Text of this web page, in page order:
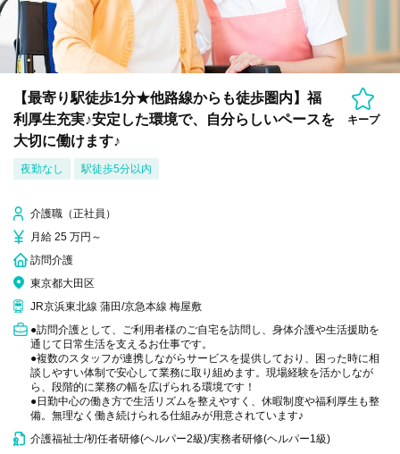
【最寄り駅徒歩1分★他路線からも徒歩圏内】福
利厚生充実♪安定した環境で、自分らしいペースを
大切に働けます♪
キープ
夜勤なし 駅徒歩5分以内
介護職（正社員）
月給 25 万円～
訪問介護
東京都大田区
JR京浜東北線 蒲田/京急本線 梅屋敷
●訪問介護として、ご利用者様のご自宅を訪問し、身体介護や生活援助を
通じて日常生活を支えるお仕事です。
●複数のスタッフが連携しながらサービスを提供しており、困った時に相
談しやすい体制で安心して業務に取り組めます。現場経験を活かしなが
ら、段階的に業務の幅を広げられる環境です！
●日勤中心の働き方で生活リズムを整えやすく、休暇制度や福利厚生も整
備。無理なく働き続けられる仕組みが用意されています♪
介護福祉士/初任者研修(ヘルパー2級)/実務者研修(ヘルパー1級)